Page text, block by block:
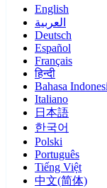
English
العربية
Deutsch
Español
Français
हिन्दी
Bahasa
Italiano
日本語
한국어
Polski
Português
Tiếng Việt
中文(简体)